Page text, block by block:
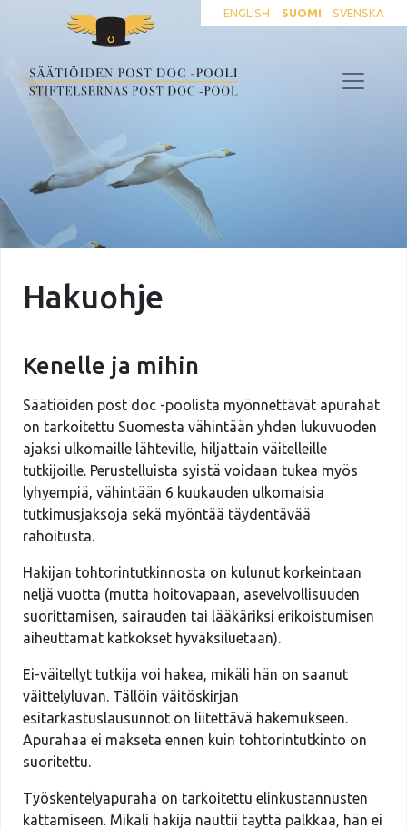
ENGLISH SUOMI SVENSKA
Hakuohje
Kenelle ja mihin
Säätiöiden post doc -poolista myönnettävät apurahat
on tarkoitettu Suomesta vähintään yhden lukuvuoden
ajaksi ulkomaille lähteville, hiljattain väitelleille
tutkijoille. Perustelluista syistä voidaan tukea myös
lyhyempiä, vähintään 6 kuukauden ulkomaisia
tutkimusjaksoja sekä myöntää täydentävää
rahoitusta.
Hakijan tohtorintutkinnosta on kulunut korkeintaan
neljä vuotta (mutta hoitovapaan, asevelvollisuuden
suorittamisen, sairauden tai lääkäriksi erikoistumisen
aiheuttamat katkokset hyväksiluetaan).
Ei-väitellyt tutkija voi hakea, mikäli hän on saanut
väittelyluvan. Tällöin väitöskirjan
esitarkastuslausunnot on liitettävä hakemukseen.
Apurahaa ei makseta ennen kuin tohtorintutkinto on
suoritettu.
Työskentelyapuraha on tarkoitettu elinkustannusten
kattamiseen. Mikäli hakija nauttii täyttä palkkaa, hän ei